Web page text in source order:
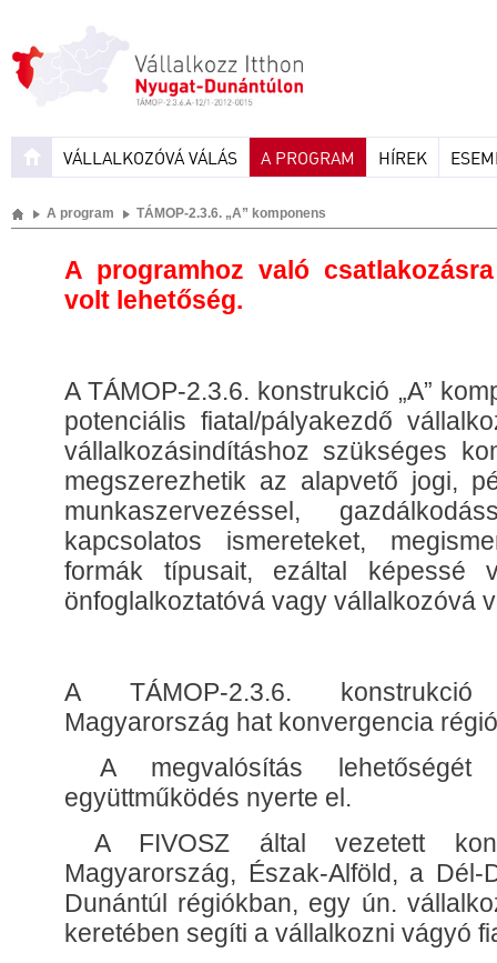
VÁLLALKOZÓVÁ VÁLÁS A PROGRAM HÍREK
A program TÁMOP-2.3.6. „A” komponens
A programhoz való
volt lehetőség.
A TÁMOP-2.3.6. konstrukció „A”
potenciális fiatal/pályakezdő
vállalkozásindításhoz szükséges
megszerezhetik az alapvető jogi,
munkaszervezéssel,
kapcsolatos ismereteket,
formák típusait, ezáltal képessé
önfoglalkoztatóvá vagy vállalkozóvá
A TÁMOP-2.3.6.
Magyarország hat konvergencia
A megvalósítás lehetőségét
együttműködés nyerte el.
A FIVOSZ által vezetett
Magyarország, Észak-Alföld, a
Dunántúl régiókban, egy ún.
keretében segíti a vállalkozni vágyó